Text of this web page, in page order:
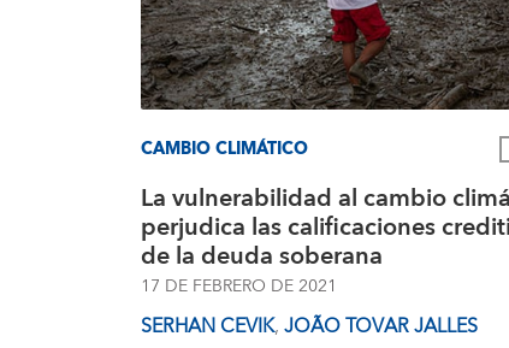
CAMBIO CLIMÁTICO
La vulnerabilidad al cambio
perjudica las calificaciones
de la deuda soberana
17 DE FEBRERO DE 2021
SERHAN CEVIK,JOÃO TOVAR JALLES